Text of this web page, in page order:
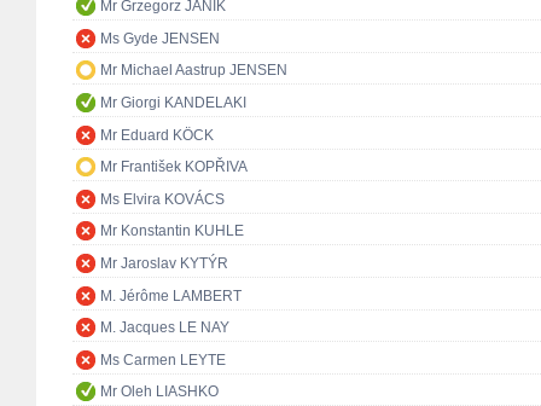
Mr Grzegorz JANIK
Ms Gyde JENSEN
Mr Michael Aastrup JENSEN
Mr Giorgi KANDELAKI
Mr Eduard KÖCK
Mr František KOPŘIVA
Ms Elvira KOVÁCS
Mr Konstantin KUHLE
Mr Jaroslav KYTÝR
M. Jérôme LAMBERT
M. Jacques LE NAY
Ms Carmen LEYTE
Mr Oleh LIASHKO